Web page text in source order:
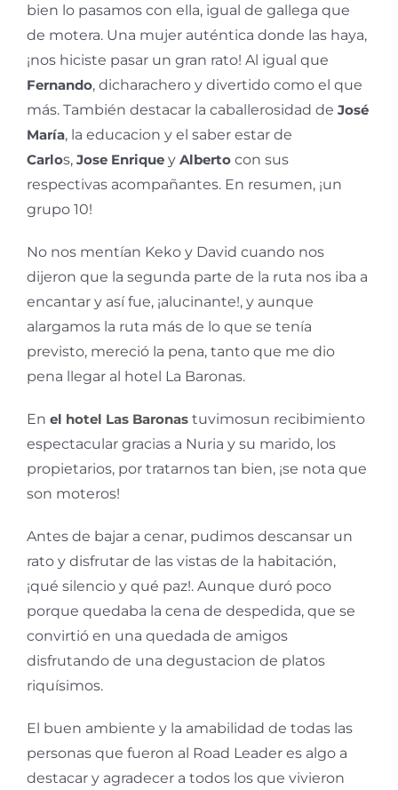
bien lo pasamos con ella, igual de gallega que
de motera. Una mujer auténtica donde las haya,
¡nos hiciste pasar un gran rato! Al igual que
Fernando, dicharachero y divertido como el que
más. También destacar la caballerosidad de José
María, la educacion y el saber estar de
Carlos, Jose Enrique y Alberto con sus
respectivas acompañantes. En resumen, ¡un
grupo 10!
No nos mentían Keko y David cuando nos
dijeron que la segunda parte de la ruta nos iba a
encantar y así fue, ¡alucinante!, y aunque
alargamos la ruta más de lo que se tenía
previsto, mereció la pena, tanto que me dio
pena llegar al hotel La Baronas.
En el hotel Las Baronas tuvimosun recibimiento
espectacular gracias a Nuria y su marido, los
propietarios, por tratarnos tan bien, ¡se nota que
son moteros!
Antes de bajar a cenar, pudimos descansar un
rato y disfrutar de las vistas de la habitación,
¡qué silencio y qué paz!. Aunque duró poco
porque quedaba la cena de despedida, que se
convirtió en una quedada de amigos
disfrutando de una degustacion de platos
riquísimos.
El buen ambiente y la amabilidad de todas las
personas que fueron al Road Leader es algo a
destacar y agradecer a todos los que vivieron